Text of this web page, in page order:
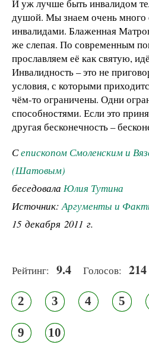
И уж лучше быть инвалидом
душой. Мы знаем очень много
инвалидами. Блаженная
же слепая. По современным
прославляем её как святую,
Инвалидность – это не
условия, с которыми
чём-то ограничены. Одни
способностями. Если это
другая бесконечность –
Сепископом Смоленским и
(Шатовым)
беседовала Юлия Тутина
Источник:Аргументы и
15 декабря 2011 г.
Рейтинг: 9.4 Голосов: 214
2 3 4 5
9 10